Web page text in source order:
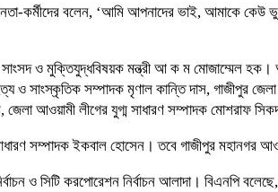
কর্মীদের বলেন, ‘আমি আপনাদের ভাই, আমাকে
ও মুক্তিযুদ্ধবিষয়ক মন্ত্রী আ ক ম মোজাম্মেল হক।
ও সাংস্কৃতিক সম্পাদক মৃণাল কান্তি দাস, গাজীপুর
জেলা আওয়ামী লীগের যুগ্ম সাধারণ সম্পাদক মোশরাফ
সম্পাদক ইকবাল হোসেন। তবে গাজীপুর মহানগর
ও সিটি করপোরেশন নির্বাচন আলাদা। বিএনপি